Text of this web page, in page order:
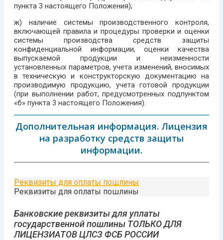
пункта 3 настоящего Положения);
ж) наличие системы производственного контроля,
включающей правила и процедуры проверки и оценки
системы производства средств защиты
конфиденциальной информации, оценки качества
выпускаемой продукции и неизменности
установленных параметров, учета изменений, вносимых
в техническую и конструкторскую документацию на
производимую продукцию, учета готовой продукции
(при выполнении работ, предусмотренных подпунктом
«б» пункта 3 настоящего Положения).
Дополнительная информация. Лицензия
на разработку средств защиты
информации.
Реквизиты для оплаты пошлины
Реквизиты для оплаты пошлины
Банковские реквизиты для уплаты
государственной пошлины ТОЛЬКО ДЛЯ
ЛИЦЕНЗИАТОВ ЦЛСЗ ФСБ РОССИИ